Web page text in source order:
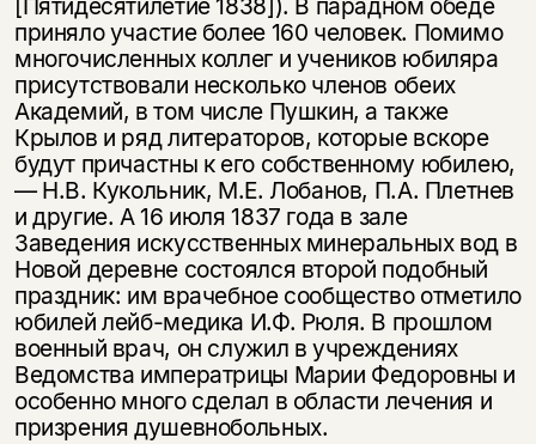
[Пятидесятилетие 1838]). В парадном обеде
приняло участие более 160 человек. Помимо
многочисленных коллег и учеников юбиляра
присутствовали несколько членов обеих
Академий, в том числе Пушкин, а также
Крылов и ряд литераторов, которые вскоре
будут причастны к его собственному юбилею,
— Н.В. Кукольник, М.Е. Лобанов, П.А. Плетнев
и другие. А 16 июля 1837 года в зале
Заведения искусственных минеральных вод в
Новой деревне состоялся второй подобный
праздник: им врачебное сообщество отметило
юбилей лейб-медика И.Ф. Рюля. В прошлом
военный врач, он служил в учреждениях
Ведомства императрицы Марии Федоровны и
особенно много сделал в области лечения и
призрения душевнобольных.